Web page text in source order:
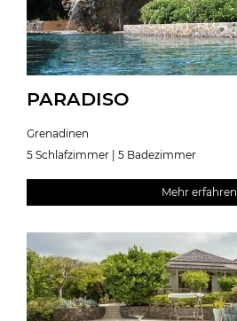
PARADISO
Grenadinen
5 Schlafzimmer | 5 Badezimmer
Mehr erfahren